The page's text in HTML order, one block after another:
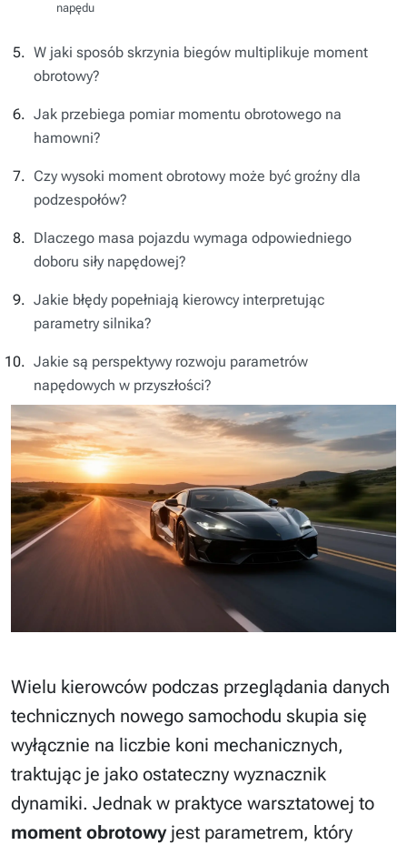
napędu
W jaki sposób skrzynia biegów multiplikuje moment
obrotowy?
Jak przebiega pomiar momentu obrotowego na
hamowni?
Czy wysoki moment obrotowy może być groźny dla
podzespołów?
Dlaczego masa pojazdu wymaga odpowiedniego
doboru siły napędowej?
Jakie błędy popełniają kierowcy interpretując
parametry silnika?
Jakie są perspektywy rozwoju parametrów
napędowych w przyszłości?
Wielu kierowców podczas przeglądania danych
technicznych nowego samochodu skupia się
wyłącznie na liczbie koni mechanicznych,
traktując je jako ostateczny wyznacznik
dynamiki. Jednak w praktyce warsztatowej to
moment obrotowy jest parametrem, który